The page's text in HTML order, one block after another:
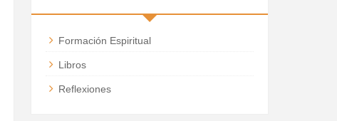
Formación Espiritual
Libros
Reflexiones